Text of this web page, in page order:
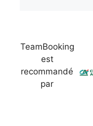
TeamBooking
est
recommandé
par